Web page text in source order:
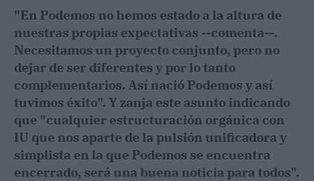
"En Podemos no hemos estado a la altura de
nuestras propias expectativas --comenta--.
Necesitamos un proyecto conjunto, pero no
dejar de ser diferentes y por lo tanto
complementarios. Así nació Podemos y así
tuvimos éxito". Y zanja este asunto indicando
que "cualquier estructuración orgánica con
IU que nos aparte de la pulsión unificadora y
simplista en la que Podemos se encuentra
encerrado, será una buena noticia para todos".